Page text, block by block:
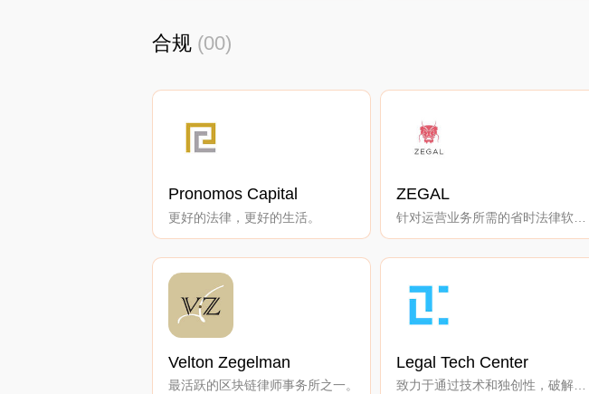
合规 (00)
Pronomos Capital
更好的法律，更好的生活。
ZEGAL
针对运营业务所需的省时法律软件工具。
Velton Zegelman
最活跃的区块链律师事务所之一。
Legal Tech Center
致力于通过技术和独创性，破解法律。